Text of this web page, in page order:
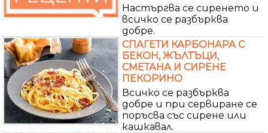
Настъргва се сиренето и
всичко се разбърква
добре.
СПАГЕТИ КАРБОНАРА С
БЕКОН, ЖЪЛТЪЦИ,
СМЕТАНА И СИРЕНЕ
ПЕКОРИНО
Всичко се разбърква
добре и при сервиране се
поръсва със сирене или
кашкавал.